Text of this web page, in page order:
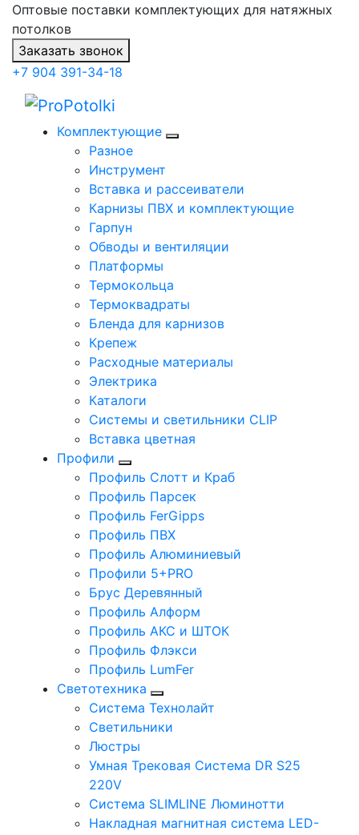
Оптовые поставки комплектующих для натяжных
потолков
Заказать звонок
+7 904 391-34-18
Комплектующие
Разное
Инструмент
Вставка и рассеиватели
Карнизы ПВХ и комплектующие
Гарпун
Обводы и вентиляции
Платформы
Термокольца
Термоквадраты
Бленда для карнизов
Крепеж
Расходные материалы
Электрика
Каталоги
Системы и светильники CLIP
Вставка цветная
Профили
Профиль Слотт и Краб
Профиль Парсек
Профиль FerGipps
Профиль ПВХ
Профиль Алюминиевый
Профили 5+PRO
Брус Деревянный
Профиль Алформ
Профиль АКС и ШТОК
Профиль Флэкси
Профиль LumFer
Светотехника
Система Технолайт
Светильники
Люстры
Умная Трековая Система DR S25
220V
Система SLIMLINE Люминотти
Накладная магнитная система LED-